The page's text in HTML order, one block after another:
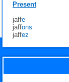
Present
jaffe
jaffons
jaffez